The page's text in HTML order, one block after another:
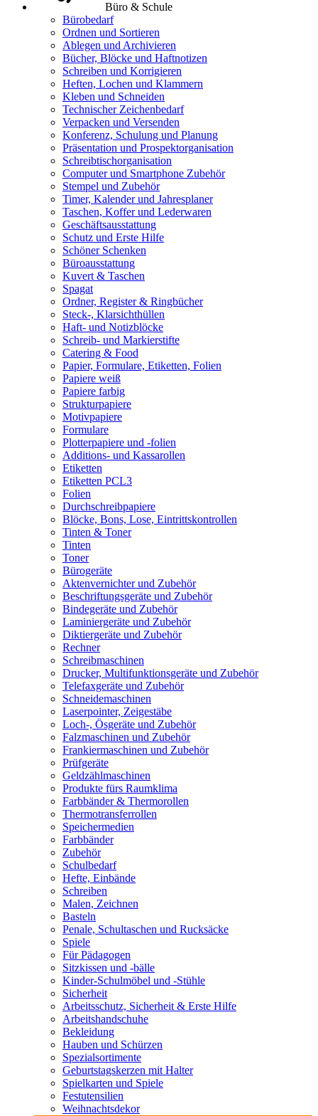
Büro & Schule
Bürobedarf
Ordnen und Sortieren
Ablegen und Archivieren
Bücher, Blöcke und Haftnotizen
Schreiben und Korrigieren
Heften, Lochen und Klammern
Kleben und Schneiden
Technischer Zeichenbedarf
Verpacken und Versenden
Konferenz, Schulung und Planung
Präsentation und Prospektorganisation
Schreibtischorganisation
Computer und Smartphone Zubehör
Stempel und Zubehör
Timer, Kalender und Jahresplaner
Taschen, Koffer und Lederwaren
Geschäftsausstattung
Schutz und Erste Hilfe
Schöner Schenken
Büroausstattung
Kuvert & Taschen
Spagat
Ordner, Register & Ringbücher
Steck-, Klarsichthüllen
Haft- und Notizblöcke
Schreib- und Markierstifte
Catering & Food
Papier, Formulare, Etiketten, Folien
Papiere weiß
Papiere farbig
Strukturpapiere
Motivpapiere
Formulare
Plotterpapiere und -folien
Additions- und Kassarollen
Etiketten
Etiketten PCL3
Folien
Durchschreibpapiere
Blöcke, Bons, Lose, Eintrittskontrollen
Tinten & Toner
Tinten
Toner
Bürogeräte
Aktenvernichter und Zubehör
Beschriftungsgeräte und Zubehör
Bindegeräte und Zubehör
Laminiergeräte und Zubehör
Diktiergeräte und Zubehör
Rechner
Schreibmaschinen
Drucker, Multifunktionsgeräte und Zubehör
Telefaxgeräte und Zubehör
Schneidemaschinen
Laserpointer, Zeigestäbe
Loch-, Ösgeräte und Zubehör
Falzmaschinen und Zubehör
Frankiermaschinen und Zubehör
Prüfgeräte
Geldzählmaschinen
Produkte fürs Raumklima
Farbbänder & Thermorollen
Thermotransferrollen
Speichermedien
Farbbänder
Zubehör
Schulbedarf
Hefte, Einbände
Schreiben
Malen, Zeichnen
Basteln
Penale, Schultaschen und Rucksäcke
Spiele
Für Pädagogen
Sitzkissen und -bälle
Kinder-Schulmöbel und -Stühle
Sicherheit
Arbeitsschutz, Sicherheit & Erste Hilfe
Arbeitshandschuhe
Bekleidung
Hauben und Schürzen
Spezialsortimente
Geburtstagskerzen mit Halter
Spielkarten und Spiele
Festutensilien
Weihnachtsdekor